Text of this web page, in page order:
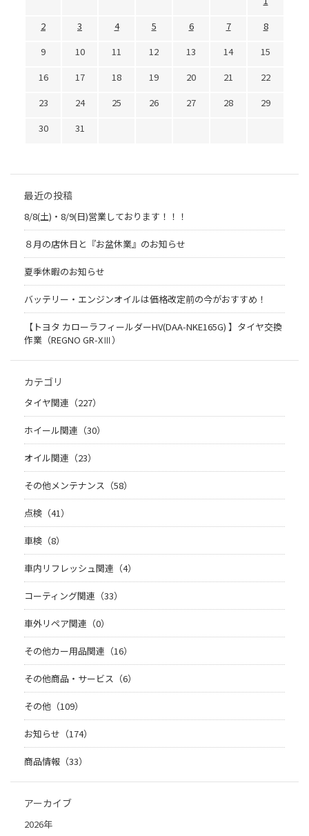
2
3 4 5 6 7
8
9
10 11 12 13 14
15
16
17 18 19 20 21
22
23
24 25 26 27 28
29
30
31
最近の投稿
8/8(土)・8/9(日)営業しております！！！
８月の店休日と『お盆休業』のお知らせ
夏季休暇のお知らせ
バッテリー・エンジンオイルは価格改定前の今がおすすめ！
【トヨタ カローラフィールダーHV(DAA-NKE165G) 】タイヤ交換
作業（REGNO GR-XⅢ）
カテゴリ
タイヤ関連（227）
ホイール関連（30）
オイル関連（23）
その他メンテナンス（58）
点検（41）
車検（8）
車内リフレッシュ関連（4）
コーティング関連（33）
車外リペア関連（0）
その他カー用品関連（16）
その他商品・サービス（6）
その他（109）
お知らせ（174）
商品情報（33）
アーカイブ
2026年